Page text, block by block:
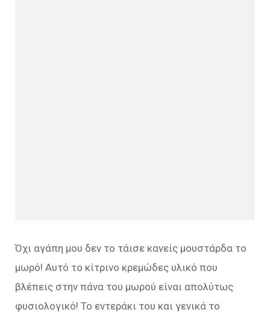
Όχι αγάπη μου δεν το τάισε κανείς μουστάρδα το
μωρό! Αυτό το κίτρινο κρεμώδες υλικό που
βλέπεις στην πάνα του μωρού είναι απολύτως
φυσιολογικό! Το εντεράκι του και γενικά το